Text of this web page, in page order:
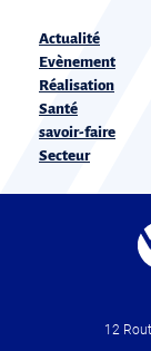
Actualité
Evènement
Réalisation
Santé
savoir-faire
Secteur
12